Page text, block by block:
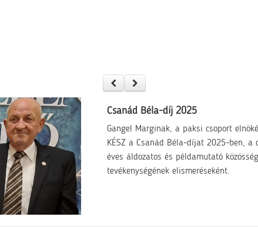
Csanád Béla-díj 2025
Gangel Marginak, a paksi csoport
KÉSZ a Csanád Béla-díjat 2025-ben, a
éves áldozatos és példamutató
tevékenységének elismeréseként.